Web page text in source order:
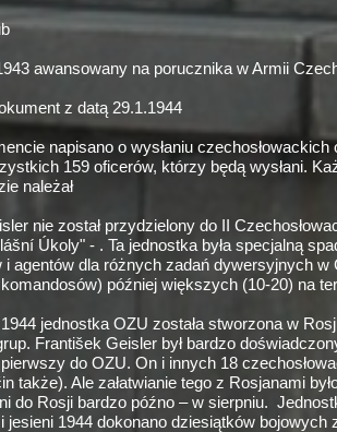
awansowany na porucznika w Armii
z datą 29.1.1944
napisano o wysłaniu
159 oficerów, którzy będą wysłani.
należał
nie został przydzielony do II
Úkoly" - . Ta jednostka była specjalną
i agentów dla różnych zadań dywersyjnych w
później większych (10-20) na
jednostka OZU została stworzona w
František Geisler był bardzo
do OZU. On i innych 18
także). Ale załatwianie tego z Rosjanami
do Rosji bardzo późno – w sierpniu.
jesieni 1944 dokonano dziesiątków bojowych